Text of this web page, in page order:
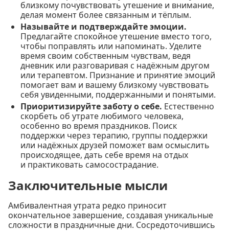
близкому почувствовать утешение и внимание,
делая момент более связанным и тёплым.
Называйте и подтверждайте эмоции.
Предлагайте спокойное утешение вместо того,
чтобы поправлять или напоминать. Уделите
время своим собственным чувствам, ведя
дневник или разговаривая с надёжным другом
или терапевтом. Признание и принятие эмоций
помогает вам и вашему близкому чувствовать
себя увиденными, поддержанными и понятыми.
Приоритизируйте заботу о себе. Естественно
скорбеть об утрате любимого человека,
особенно во время праздников. Поиск
поддержки через терапию, группы поддержки
или надёжных друзей поможет вам осмыслить
происходящее, дать себе время на отдых
и практиковать самосострадание.
Заключительные мысли
Амбивалентная утрата редко приносит
окончательное завершение, создавая уникальные
сложности в праздничные дни. Сосредоточившись